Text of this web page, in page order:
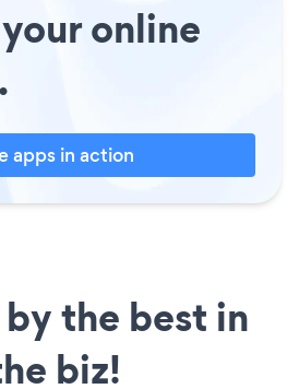
online
apps in action
the best in
biz!